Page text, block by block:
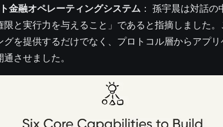
金融オペレーティングシステム ： 孫宇晨は対話
と実行力を与えること」であると指摘しました
を提供するだけでなく、プロトコル層からアプ
させました。